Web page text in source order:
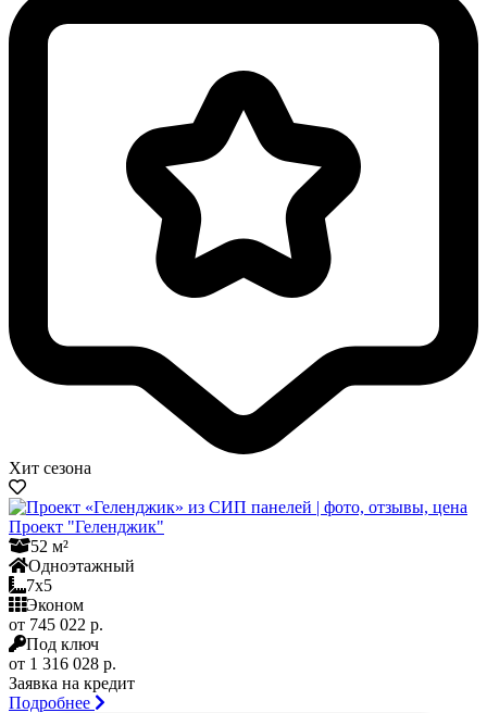
Хит сезона
Проект "Геленджик"
52 м²
Одноэтажный
7x5
Эконом
от 745 022 р.
Под ключ
от 1 316 028 р.
Заявка на кредит
Подробнее